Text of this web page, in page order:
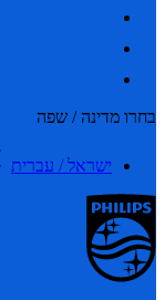
מדינה / שפה
ישראל / עברית